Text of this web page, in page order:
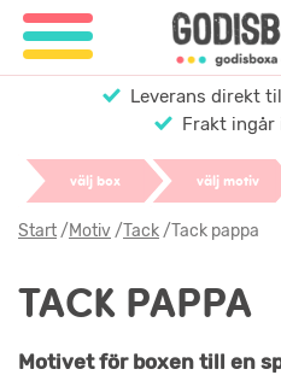
Leverans direkt
Frakt ingår
välj box välj motiv
Start/Motiv/Tack/Tack pappa
TACK PAPPA
Motivet för boxen till en